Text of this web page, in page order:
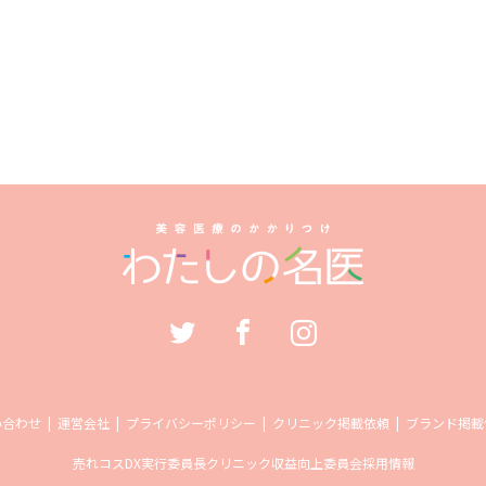
わせ 運営会社 プライバシーポリシー クリニック掲載依頼 ブランド掲
売れコスDX実行委員長クリニック収益向上委員会採用情報